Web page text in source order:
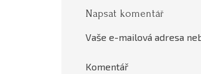
Napsat komentář
Vaše e-mailová adresa
Komentář